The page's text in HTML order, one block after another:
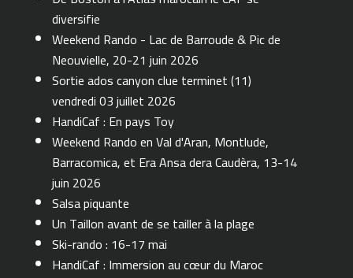
diversifie
Weekend Rando - Lac de Barroude & Pic de
Neouvielle, 20-21 juin 2026
Sortie ados canyon clue terminet (11)
vendredi 03 juillet 2026
HandiCaf : En pays Toy
Weekend Rando en Val d'Aran, Montlude,
Barracomica, et Era Ansa dera Caudèra, 13-14
juin 2026
Salsa piquante
Un Taillon avant de se tailler à la plage
Ski-rando : 16-17 mai
HandiCaf : Immersion au cœur du Maroc